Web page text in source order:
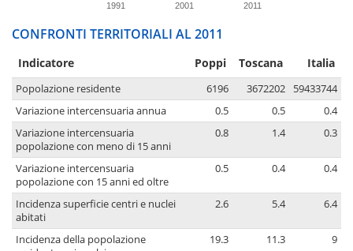
1991 2001 2011
CONFRONTI TERRITORIALI AL 2011
Indicatore Poppi Toscana Italia
Popolazione residente 6196 3672202
59433744
Variazione intercensuaria annua
0.5 0.5
0.4
Variazione intercensuaria
popolazione con meno di 15 anni
0.8 1.4 0.3
Variazione intercensuaria
popolazione con 15 anni ed oltre
0.5 0.4 0.4
Incidenza superficie centri e nuclei
abitati
2.6 5.4 6.4
Incidenza della popolazione
19.3 11.3 9